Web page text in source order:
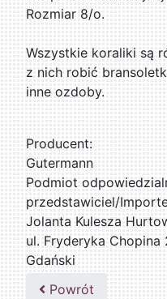
Rozmiar 8/o.
Wszystkie koraliki są
z nich robić
inne ozdoby.
Producent:
Gutermann
Podmiot
przedstawiciel/
Jolanta Kulesza
ul. Fryderyka
Gdański
502047435
Powrót